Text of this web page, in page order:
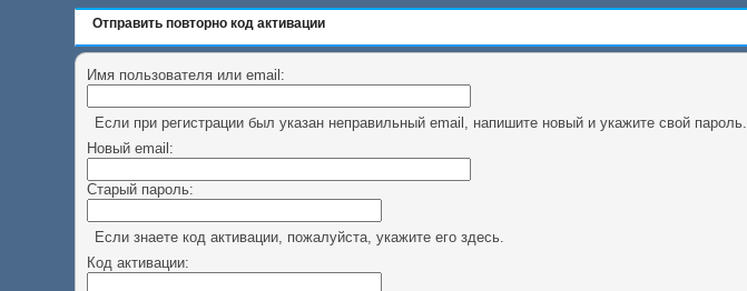
Отправить повторно код активации
Имя пользователя или email:
Если при регистрации был указан неправильный email, напишите новый и укажите свой пароль.
Новый email:
Старый пароль:
Если знаете код активации, пожалуйста, укажите его здесь.
Код активации: